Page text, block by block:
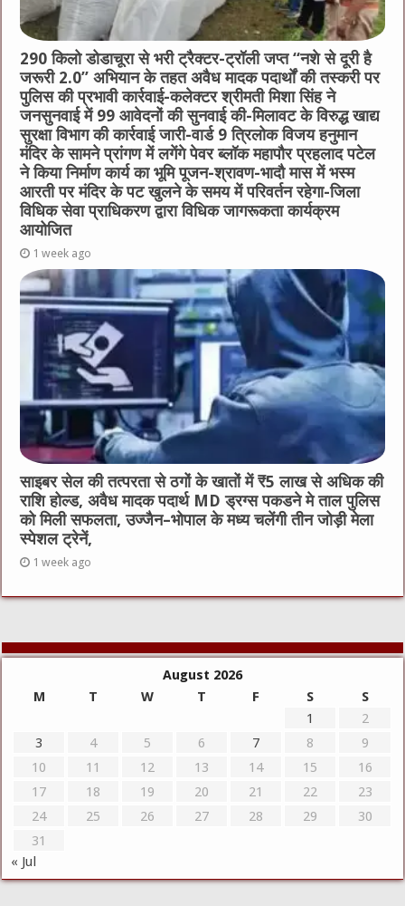
290 किलो डोडाचूरा से भरी ट्रैक्टर-ट्रॉली जप्त “नशे से दूरी है
जरूरी 2.0” अभियान के तहत अवैध मादक पदार्थों की तस्करी पर
पुलिस की प्रभावी कार्रवाई-कलेक्टर श्रीमती मिशा सिंह ने
जनसुनवाई में 99 आवेदनों की सुनवाई की-मिलावट के विरुद्ध खाद्य
सुरक्षा विभाग की कार्रवाई जारी-वार्ड 9 त्रिलोक विजय हनुमान
मंदिर के सामने प्रांगण में लगेंगे पेवर ब्लॉक महापौर प्रहलाद पटेल
ने किया निर्माण कार्य का भूमि पूजन-श्रावण-भादौ मास में भस्म
आरती पर मंदिर के पट खुलने के समय में परिवर्तन रहेगा-जिला
विधिक सेवा प्राधिकरण द्वारा विधिक जागरूकता कार्यक्रम
आयोजित
1 week ago
साइबर सेल की तत्परता से ठगों के खातों में ₹5 लाख से अधिक की
राशि होल्ड, अवैध मादक पदार्थ MD ड्रग्स पकडने मे ताल पुलिस
को मिली सफलता, उज्जैन–भोपाल के मध्य चलेंगी तीन जोड़ी मेला
स्पेशल ट्रेनें,
1 week ago
August 2026
M
T W T F S
S
1
2
3
4 5 6 7 8
9
10
11 12 13 14 15
16
17
18 19 20 21 22
23
24
25 26 27 28 29
30
31
« Jul